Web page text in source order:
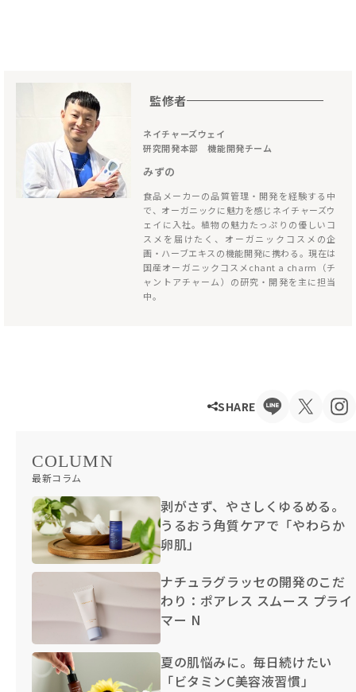
監修者
ネイチャーズウェイ
研究開発本部 機能開発チーム
みずの
食品メーカーの品質管理・開発を経験する中
で、オーガニックに魅力を感じネイチャーズウ
ェイに入社。植物の魅力たっぷりの優しいコ
スメを届けたく、オーガニックコスメの企
画・ハーブエキスの機能開発に携わる。現在は
国産オーガニックコスメchant a charm（チ
ャントアチャーム）の研究・開発を主に担当
中。
SHARE
COLUMN
最新コラム
剥がさず、やさしくゆるめる。
うるおう角質ケアで「やわらか
卵肌」
ナチュラグラッセの開発のこだ
わり：ポアレス スムース プライ
マー N
夏の肌悩みに。毎日続けたい
「ビタミンC美容液習慣」